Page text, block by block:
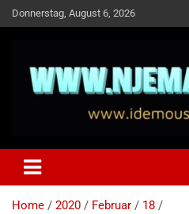
Skip
to
Donnerstag, August 6, 2026
Idemo u Svijet-
Home 2020 Februar
18